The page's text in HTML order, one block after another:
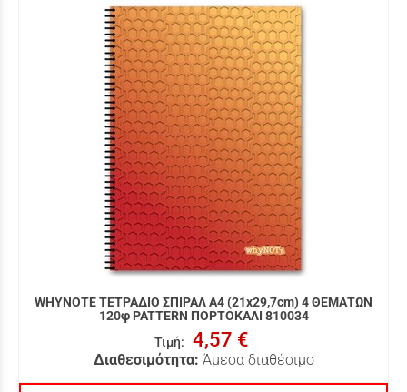
WHYNOTE ΤΕΤΡΑΔΙΟ ΣΠΙΡΑΛ Α4 (21x29,7cm) 4 ΘΕΜΑΤΩΝ
120φ PATTERN ΠΟΡΤΟΚΑΛΙ 810034
Τιμή: 4,57 €
Διαθεσιμότητα: Άμεσα διαθέσιμο